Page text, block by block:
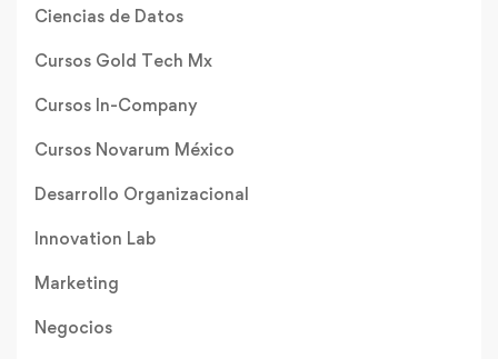
Ciencias de Datos
Cursos Gold Tech Mx
Cursos In-Company
Cursos Novarum México
Desarrollo Organizacional
Innovation Lab
Marketing
Negocios